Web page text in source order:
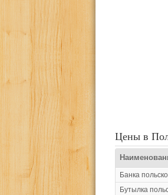
Цены в
Банка
Бутылка